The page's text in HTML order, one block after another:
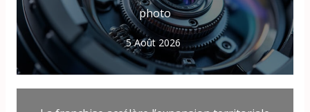
photo
5 Août 2026